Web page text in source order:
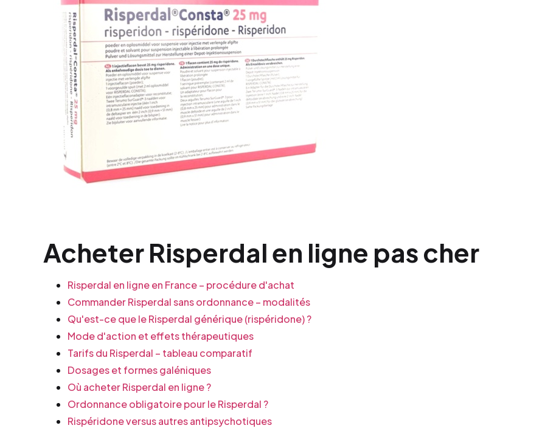
Acheter Risperdal en ligne pas cher
Risperdal en ligne en France – procédure d'achat
Commander Risperdal sans ordonnance – modalités
Qu'est-ce que le Risperdal générique (rispéridone) ?
Mode d'action et effets thérapeutiques
Tarifs du Risperdal – tableau comparatif
Dosages et formes galéniques
Où acheter Risperdal en ligne ?
Ordonnance obligatoire pour le Risperdal ?
Rispéridone versus autres antipsychotiques